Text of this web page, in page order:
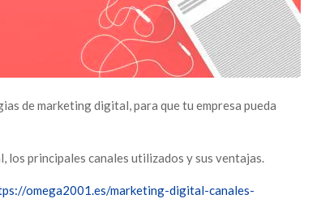
de marketing digital, para que tu empresa pueda
principales canales utilizados y sus ventajas.
omega2001.es/marketing-digital-canales-